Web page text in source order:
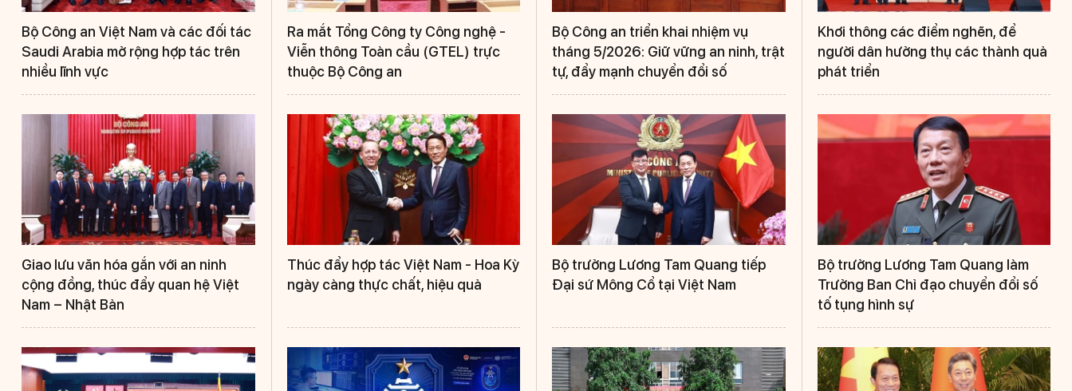
Bộ Công an Việt Nam và các đối tác
Saudi Arabia mở rộng hợp tác trên
nhiều lĩnh vực
Ra mắt Tổng Công ty Công nghệ -
Viễn thông Toàn cầu (GTEL) trực
thuộc Bộ Công an
Bộ Công an triển khai nhiệm vụ
tháng 5/2026: Giữ vững an ninh, trật
tự, đẩy mạnh chuyển đổi số
Khơi thông các điểm nghẽn, để
người dân hưởng thụ các thành quả
phát triển
Giao lưu văn hóa gắn với an ninh
cộng đồng, thúc đẩy quan hệ Việt
Nam – Nhật Bản
Thúc đẩy hợp tác Việt Nam - Hoa Kỳ
ngày càng thực chất, hiệu quả
Bộ trưởng Lương Tam Quang tiếp
Đại sứ Mông Cổ tại Việt Nam
Bộ trưởng Lương Tam Quang làm
Trưởng Ban Chỉ đạo chuyển đổi số
tố tụng hình sự